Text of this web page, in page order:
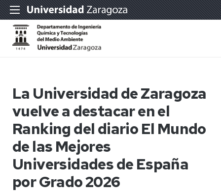
La Universidad de Zaragoza
vuelve a destacar en el
Ranking del diario El Mundo
de las Mejores
Universidades de España
por Grado 2026